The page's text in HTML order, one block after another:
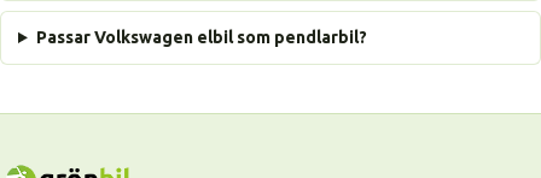
Passar Volkswagen elbil som pendlarbil?